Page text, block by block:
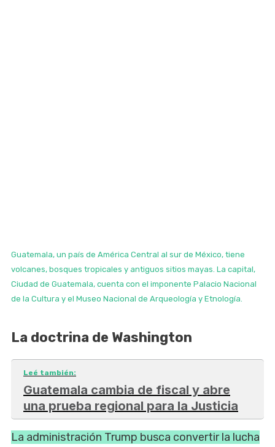
Guatemala, un país de América Central al sur de México, tiene
volcanes, bosques tropicales y antiguos sitios mayas. La capital,
Ciudad de Guatemala, cuenta con el imponente Palacio Nacional
de la Cultura y el Museo Nacional de Arqueología y Etnología.
La doctrina de Washington
Leé también:
Guatemala cambia de fiscal y abre
una prueba regional para la Justicia
La administración Trump busca convertir la lucha